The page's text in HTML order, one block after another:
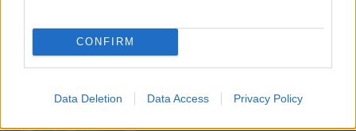
CONFIRM
Data Deletion Data Access Privacy Policy
Kapcsolódó hírek
ERIK TEN HAG